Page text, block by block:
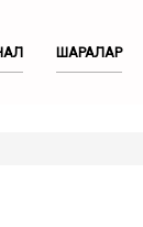
ШАРАЛАР